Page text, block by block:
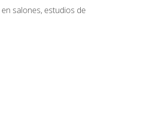
salones, estudios de